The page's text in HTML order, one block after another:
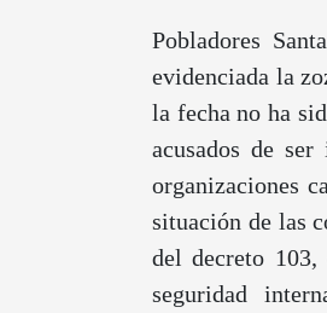
Pobladores
evidenciada la
la fecha no ha
acusados de
organizaciones
situación de las
del decreto
seguridad